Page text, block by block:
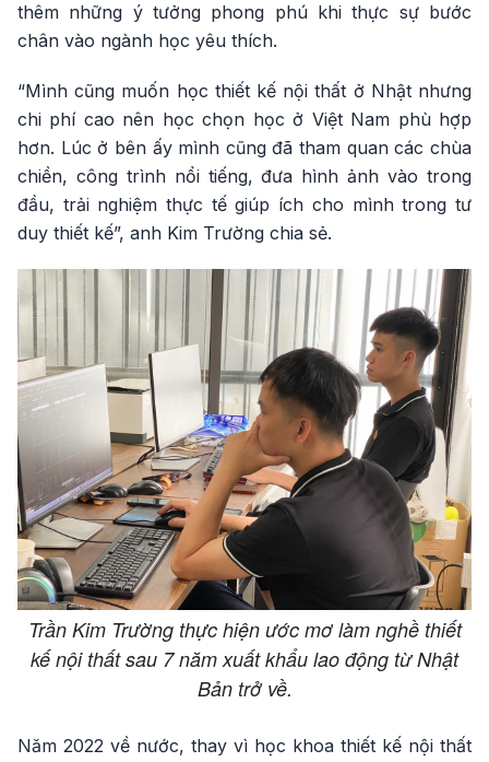
thêm những ý tưởng phong phú khi thực sự bước
chân vào ngành học yêu thích.
“Mình cũng muốn học thiết kế nội thất ở Nhật nhưng
chi phí cao nên học chọn học ở Việt Nam phù hợp
hơn. Lúc ở bên ấy mình cũng đã tham quan các chùa
chiền, công trình nổi tiếng, đưa hình ảnh vào trong
đầu, trải nghiệm thực tế giúp ích cho mình trong tư
duy thiết kế”, anh Kim Trường chia sẻ.
Trần Kim Trường thực hiện ước mơ làm nghề thiết
kế nội thất sau 7 năm xuất khẩu lao động từ Nhật
Bản trở về.
Năm 2022 về nước, thay vì học khoa thiết kế nội thất